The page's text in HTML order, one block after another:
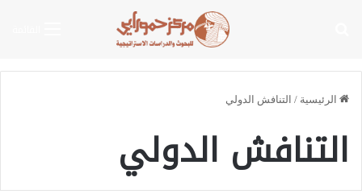
الرئيسية / التنافش الدولي
التنافش الدولي